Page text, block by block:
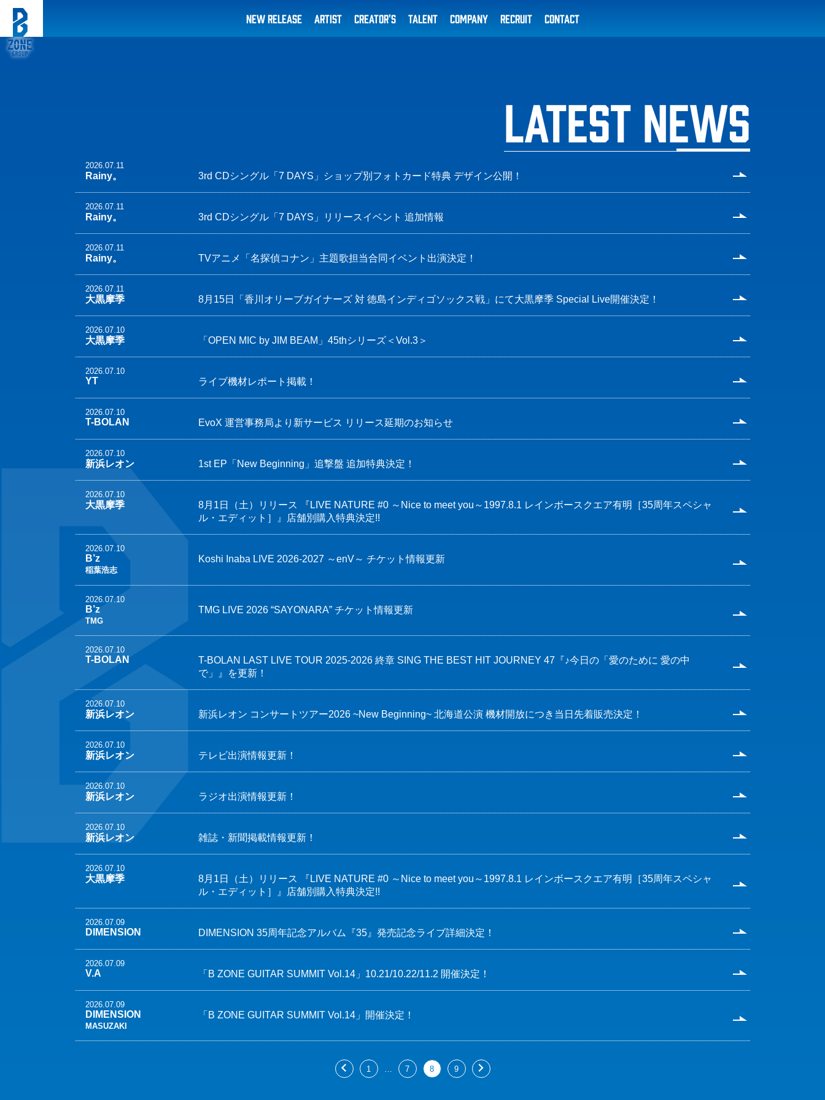
NEW RELEASE ARTIST CREATOR'S TALENT COMPANY RECRUIT CONTACT
LATEST NEWS
2026.07.11
Rainy。 3rd CDシングル「7 DAYS」ショップ別フォトカード特典 デザイン公開！
2026.07.11
Rainy。 3rd CDシングル「7 DAYS」リリースイベント 追加情報
2026.07.11
Rainy。 TVアニメ「名探偵コナン」主題歌担当合同イベント出演決定！
2026.07.11
大黒摩季 8月15日「香川オリーブガイナーズ 対 徳島インディゴソックス戦」にて大黒摩季 Special Live開催決定！
2026.07.10
大黒摩季 「OPEN MIC by JIM BEAM」45thシリーズ＜Vol.3＞
2026.07.10
YT ライブ機材レポート掲載！
2026.07.10
T-BOLAN EvoX 運営事務局より新サービス リリース延期のお知らせ
2026.07.10
新浜レオン 1st EP「New Beginning」追撃盤 追加特典決定！
2026.07.10
大黒摩季
8月1日（土）リリース 『LIVE NATURE #0 ～Nice to meet you～1997.8.1 レインボースクエア有明［35周年スペシャ
ル・エディット］』店舗別購入特典決定!!
2026.07.10
B’z
稲葉浩志
Koshi Inaba LIVE 2026-2027 ～enV～ チケット情報更新
2026.07.10
B’z
TMG
TMG LIVE 2026 “SAYONARA” チケット情報更新
2026.07.10
T-BOLAN
T-BOLAN LAST LIVE TOUR 2025-2026 終章 SING THE BEST HIT JOURNEY 47『♪今日の「愛のために 愛の中
で」』を更新！
2026.07.10
新浜レオン 新浜レオン コンサートツアー2026 ~New Beginning~ 北海道公演 機材開放につき当日先着販売決定！
2026.07.10
新浜レオン テレビ出演情報更新！
2026.07.10
新浜レオン ラジオ出演情報更新！
2026.07.10
新浜レオン 雑誌・新聞掲載情報更新！
2026.07.10
大黒摩季
8月1日（土）リリース 『LIVE NATURE #0 ～Nice to meet you～1997.8.1 レインボースクエア有明［35周年スペシャ
ル・エディット］』店舗別購入特典決定!!
2026.07.09
DIMENSION DIMENSION 35周年記念アルバム『35』発売記念ライブ詳細決定！
2026.07.09
V.A 「B ZONE GUITAR SUMMIT Vol.14」10.21/10.22/11.2 開催決定！
2026.07.09
DIMENSION
MASUZAKI
「B ZONE GUITAR SUMMIT Vol.14」開催決定！
1 7 8 9